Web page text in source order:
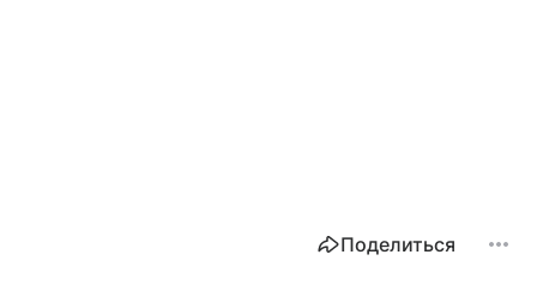
Поделиться